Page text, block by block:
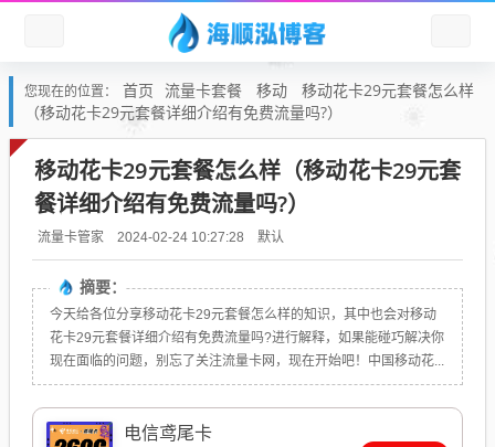
您现在的位置： 首页 流量卡套餐 移动
移动花卡29元套餐怎么样
（移动花卡29元套餐详细介绍有免费流量吗?）
移动花卡29元套餐怎么样（移动花卡29元套
餐详细介绍有免费流量吗?）
流量卡管家 2024-02-24 10:27:28 默认
摘要：
今天给各位分享移动花卡29元套餐怎么样的知识，其中也会对移动
花卡29元套餐详细介绍有免费流量吗?进行解释，如果能碰巧解决你
现在面临的问题，别忘了关注流量卡网，现在开始吧！中国移动花...
电信鸢尾卡